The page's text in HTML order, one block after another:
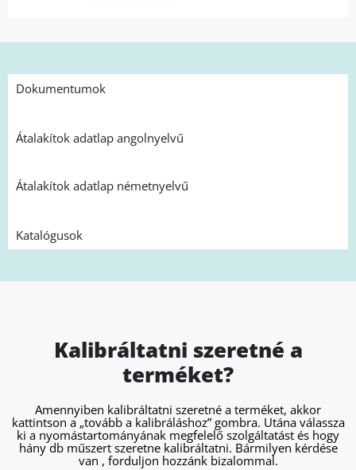
Dokumentumok
Átalakítok adatlap angolnyelvű
Átalakítok adatlap németnyelvű
Katalógusok
Kalibráltatni szeretné a
terméket?
Amennyiben kalibráltatni szeretné a terméket, akkor
kattintson a „tovább a kalibráláshoz” gombra. Utána válassza
ki a nyomástartományának megfelelő szolgáltatást és hogy
hány db műszert szeretne kalibráltatni. Bármilyen kérdése
van , forduljon hozzánk bizalommal.